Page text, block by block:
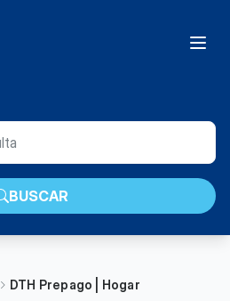
BUSCAR
DTH Prepago | Hogar